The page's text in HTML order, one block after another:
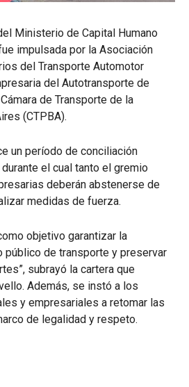
Ministerio de Capital Humano
impulsada por la Asociación
del Transporte Automotor
del Autotransporte de
de Transporte de la
(CTPBA).
un período de conciliación
el cual tanto el gremio
deberán abstenerse de
medidas de fuerza.
objetivo garantizar la
de transporte y preservar
subrayó la cartera que
Además, se instó a los
y empresariales a retomar las
de legalidad y respeto.